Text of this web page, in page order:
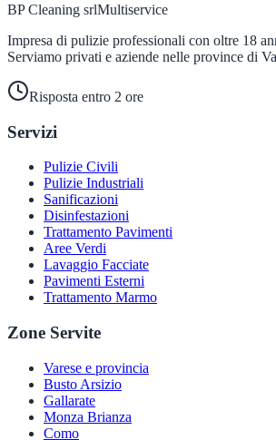
BP Cleaning srlMultiservice
Impresa di pulizie professionali con oltre 18
Serviamo privati e aziende nelle province di
Risposta entro 2 ore
Servizi
Pulizie Civili
Pulizie Industriali
Sanificazioni
Disinfestazioni
Trattamento Pavimenti
Aree Verdi
Lavaggio Facciate
Pavimenti Esterni
Trattamento Marmo
Zone Servite
Varese e provincia
Busto Arsizio
Gallarate
Monza Brianza
Como